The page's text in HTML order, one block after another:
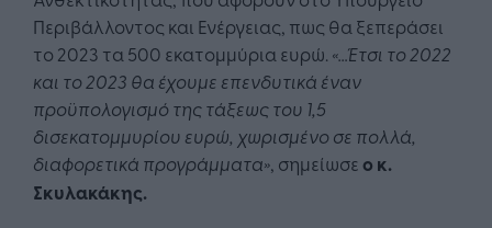
Περιβάλλοντος και Ενέργειας, πως θα ξεπεράσει
το 2023 τα 500 εκατομμύρια ευρώ. «…Έτσι το 2022
και το 2023 θα έχουμε επενδυτικά έναν
προϋπολογισμό της τάξεως του 1,5
δισεκατομμυρίου ευρώ, χωρισμένο σε πολλά,
διαφορετικά προγράμματα», σημείωσεο κ.
Σκυλακάκης.